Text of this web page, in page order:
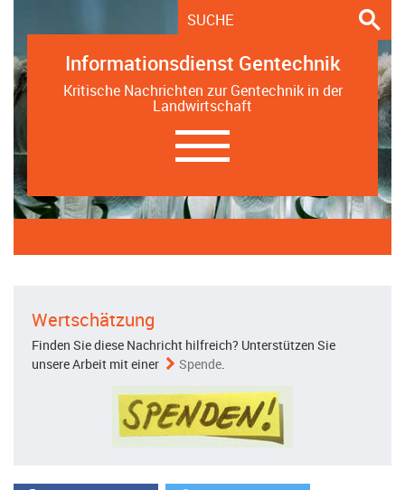
Informationsdienst Gentechnik
Kritische Nachrichten zur Gentechnik in der
Landwirtschaft
Navigation
ein-/ausblenden
Wertschätzung
Finden Sie diese Nachricht hilfreich? Unterstützen Sie
unsere Arbeit mit einer
Spende.